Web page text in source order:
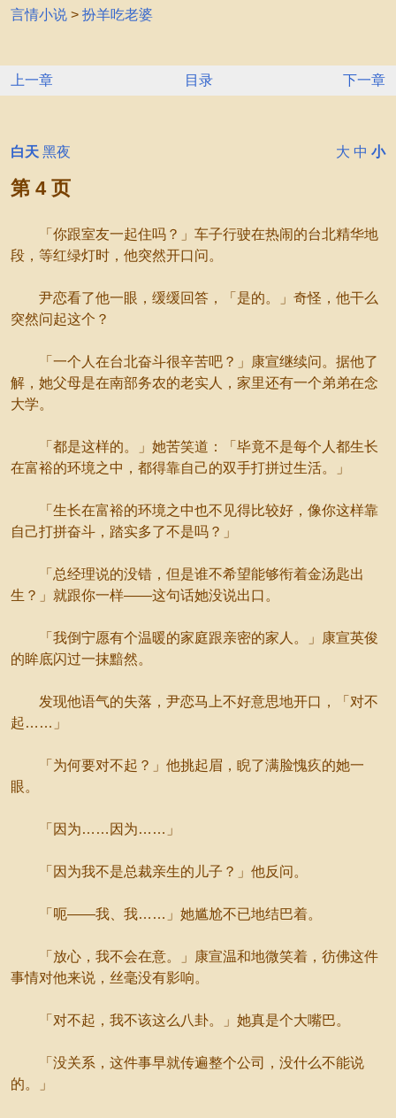
言情小说 > 扮羊吃老婆
上一章 目录 下一章
白天 黑夜 大 中 小
第 4 页
「你跟室友一起住吗？」车子行驶在热闹的台北精华地
段，等红绿灯时，他突然开口问。
尹恋看了他一眼，缓缓回答，「是的。」奇怪，他干么
突然问起这个？
「一个人在台北奋斗很辛苦吧？」康宣继续问。据他了
解，她父母是在南部务农的老实人，家里还有一个弟弟在念
大学。
「都是这样的。」她苦笑道：「毕竟不是每个人都生长
在富裕的环境之中，都得靠自己的双手打拼过生活。」
「生长在富裕的环境之中也不见得比较好，像你这样靠
自己打拼奋斗，踏实多了不是吗？」
「总经理说的没错，但是谁不希望能够衔着金汤匙出
生？」就跟你一样——这句话她没说出口。
「我倒宁愿有个温暖的家庭跟亲密的家人。」康宣英俊
的眸底闪过一抹黯然。
发现他语气的失落，尹恋马上不好意思地开口，「对不
起……」
「为何要对不起？」他挑起眉，睨了满脸愧疚的她一
眼。
「因为……因为……」
「因为我不是总裁亲生的儿子？」他反问。
「呃——我、我……」她尴尬不已地结巴着。
「放心，我不会在意。」康宣温和地微笑着，彷佛这件
事情对他来说，丝毫没有影响。
「对不起，我不该这么八卦。」她真是个大嘴巴。
「没关系，这件事早就传遍整个公司，没什么不能说
的。」